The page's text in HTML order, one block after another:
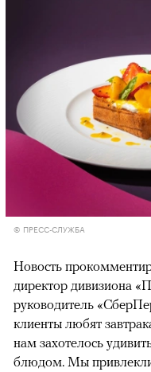
© ПРЕСС-СЛУЖБА
Новость
директор дивизиона
руководитель
клиенты любят
нам захотелось
блюдом. Мы привлекли